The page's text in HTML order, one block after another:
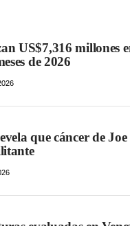
US$7,316 millones
de 2026
que cáncer de Joe